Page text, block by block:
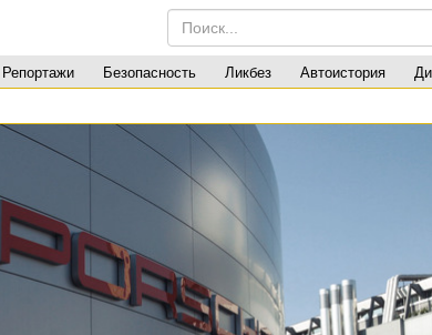
Репортажи Безопасность Ликбез Автоистория